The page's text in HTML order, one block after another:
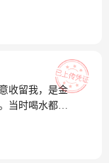
董莉主任所在
事无巨细，亲
氧才能支持继
任及时鼓励
好我，瞬间让
在一步一步好
水平，有能力
收留我，是金
当时喝水都喝
术帮我治疗，
任何的架子，